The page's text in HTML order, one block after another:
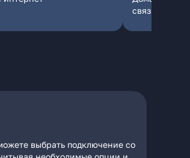
связь
выбрать подключение со